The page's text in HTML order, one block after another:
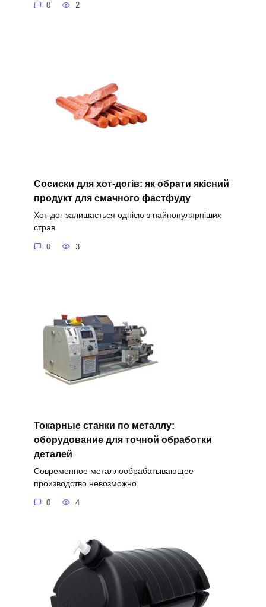
0 2
Сосиски для хот-догів: як обрати якісний
продукт для смачного фастфуду
Хот-дог залишається однією з найпопулярніших
страв
0 3
Токарные станки по металлу:
оборудование для точной обработки
деталей
Современное металлообрабатывающее
производство невозможно
0 4